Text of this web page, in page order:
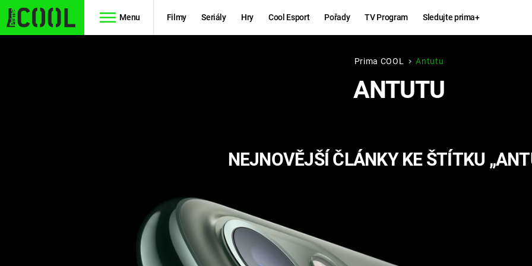
Menu Filmy Seriály Hry Cool Esport Pořady TV Program Sledujte prima+
RYCHLE A
PREDÁTOR
KINGDOM
Prima COOL Antutu
ANTUTU
NEJNOVĚJŠÍ ČLÁNKY KE ŠTÍTKU